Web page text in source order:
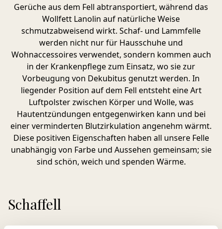
Gerüche aus dem Fell abtransportiert, während das
Wollfett Lanolin auf natürliche Weise
schmutzabweisend wirkt. Schaf- und Lammfelle
werden nicht nur für Hausschuhe und
Wohnaccessoires verwendet, sondern kommen auch
in der Krankenpflege zum Einsatz, wo sie zur
Vorbeugung von Dekubitus genutzt werden. In
liegender Position auf dem Fell entsteht eine Art
Luftpolster zwischen Körper und Wolle, was
Hautentzündungen entgegenwirken kann und bei
einer verminderten Blutzirkulation angenehm wärmt.
Diese positiven Eigenschaften haben all unsere Felle
unabhängig von Farbe und Aussehen gemeinsam; sie
sind schön, weich und spenden Wärme.
Schaffell